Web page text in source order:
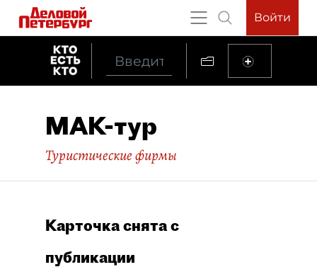
Войти
МАК-тур
Туристические фирмы
Карточка снята с
публикации